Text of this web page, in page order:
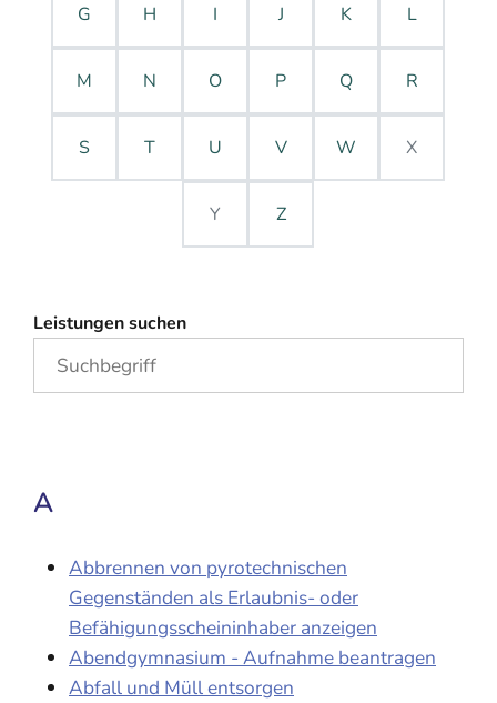
G H I J K L
M N O P Q R
S T U V W X
Y Z
Leistungen suchen
A
Abbrennen von pyrotechnischen
Gegenständen als Erlaubnis- oder
Befähigungsscheininhaber anzeigen
Abendgymnasium - Aufnahme beantragen
Abfall und Müll entsorgen